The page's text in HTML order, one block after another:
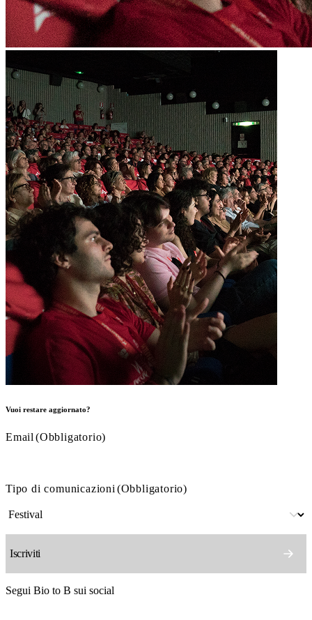
Vuoi restare aggiornato?
Email(Obbligatorio)
Tipo di comunicazioni(Obbligatorio)
Segui Bio to B sui social